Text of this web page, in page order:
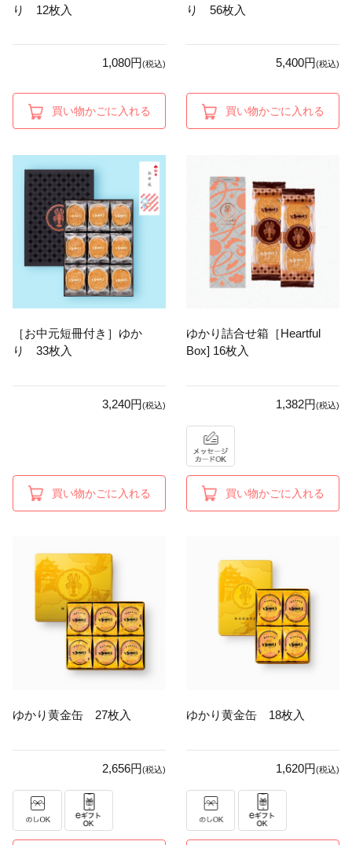
り 12枚入
1,080円(税込)
買い物かごに入れる
り 56枚入
5,400円(税込)
買い物かごに入れる
［お中元短冊付き］ゆか
り 33枚入
3,240円(税込)
買い物かごに入れる
ゆかり詰合せ箱［Heartful
Box] 16枚入
1,382円(税込)
買い物かごに入れる
ゆかり黄金缶 27枚入
2,656円(税込)
ゆかり黄金缶 18枚入
1,620円(税込)